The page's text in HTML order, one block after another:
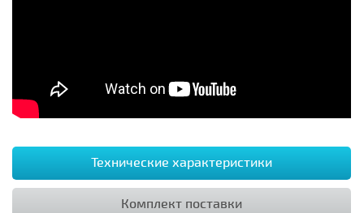
Технические характеристики
Комплект поставки